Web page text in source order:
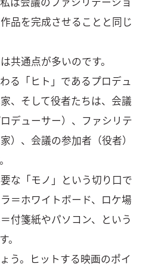
品を完成させることと同じ
共通点が多いのです。
る「ヒト」であるプロデュ
、そして役者たちは、会議
デューサー）、ファシリテ
）、会議の参加者（役者）
な「モノ」という切り口で
＝ホワイトボード、ロケ場
付箋紙やパソコン、という
。
う。ヒットする映画のポイ